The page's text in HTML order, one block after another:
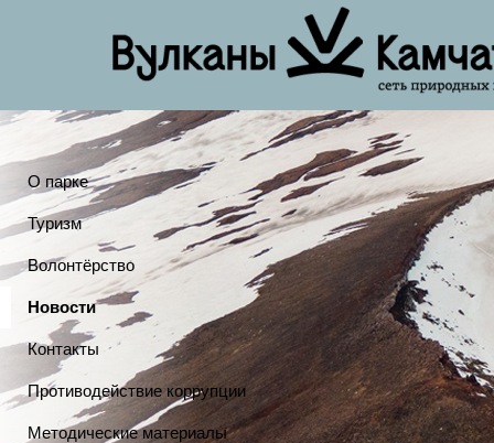
О парке
Туризм
Волонтёрство
Новости
Контакты
Противодействие коррупции
Методические материалы